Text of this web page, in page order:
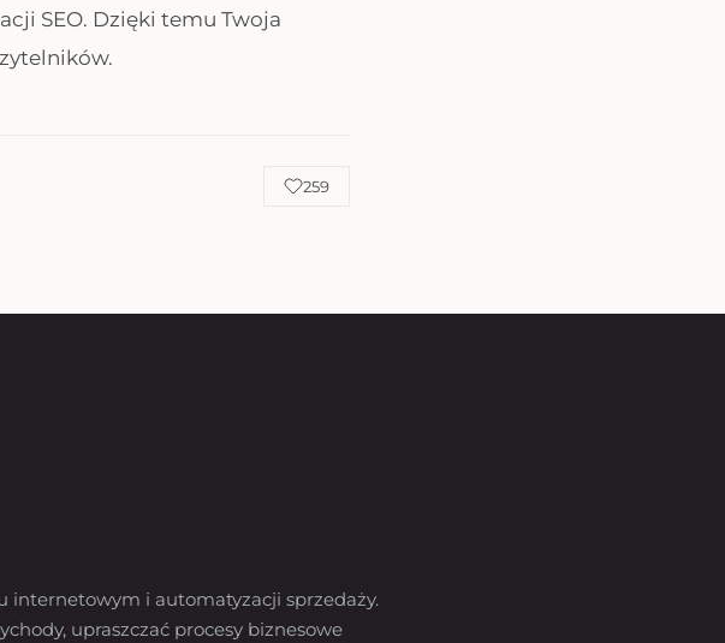
SEO. Dzięki temu Twoja
259
internetowym i automatyzacji sprzedaży.
upraszczać procesy biznesowe